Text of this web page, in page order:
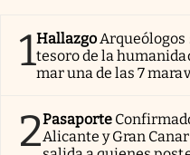
1Hallazgo Arqueólogos
tesoro de la
mar una de las 7
2Pasaporte
Alicante y Gran